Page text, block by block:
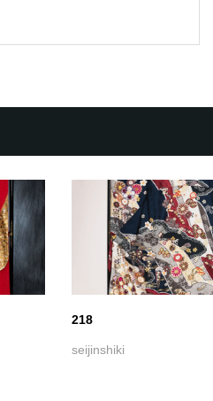
218
seijinshiki